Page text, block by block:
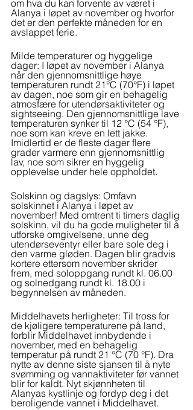
om hva du kan forvente av været i
Alanya i løpet av november og hvorfor
det er den perfekte måneden for en
avslappet ferie.
Milde temperaturer og hyggelige
dager: I løpet av november i Alanya
når den gjennomsnittlige høye
temperaturen rundt 21°C (70°F) i løpet
av dagen, noe som gir en behagelig
atmosfære for utendørsaktiviteter og
sightseeing. Den gjennomsnittlige lave
temperaturen synker til 12 °C (54 °F),
noe som kan kreve en lett jakke.
Imidlertid er de fleste dager flere
grader varmere enn gjennomsnittlig
lav, noe som sikrer en hyggelig
opplevelse under hele oppholdet.
Solskinn og dagslys: Omfavn
solskinnet i Alanya i løpet av
november! Med omtrent ti timers daglig
solskinn, vil du ha gode muligheter til å
utforske omgivelsene, unne deg
utendørseventyr eller bare sole deg i
den varme gløden. Dagen blir gradvis
kortere ettersom november skrider
frem, med soloppgang rundt kl. 06.00
og solnedgang rundt kl. 18.00 i
begynnelsen av måneden.
Middelhavets herligheter: Til tross for
de kjøligere temperaturene på land,
forblir Middelhavet innbydende i
november, med en behagelig
temperatur på rundt 21 °C (70 °F). Dra
nytte av denne siste sjansen til å nyte
svømming og vannaktiviteter før vannet
blir for kaldt. Nyt skjønnheten til
Alanyas kystlinje og fordyp deg i det
beroligende vannet i Middelhavet.